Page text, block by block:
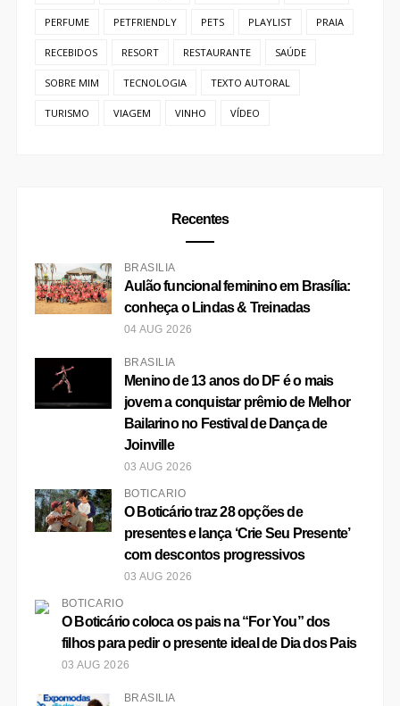
PERFUME PETFRIENDLY PETS PLAYLIST PRAIA
RECEBIDOS RESORT RESTAURANTE SAÚDE
SOBRE MIM TECNOLOGIA TEXTO AUTORAL
TURISMO VIAGEM VINHO VÍDEO
Recentes
BRASÍLIA
Aulão funcional feminino em Brasília:
conheça o Lindas & Treinadas
04 AUG 2026
BRASÍLIA
Menino de 13 anos do DF é o mais
jovem a conquistar prêmio de Melhor
Bailarino no Festival de Dança de
Joinville
03 AUG 2026
BOTICÁRIO
O Boticário traz 28 opções de
presentes e lança ‘Crie Seu Presente’
com descontos progressivos
03 AUG 2026
BOTICÁRIO
O Boticário coloca os pais na “For You” dos
filhos para pedir o presente ideal de Dia dos Pais
03 AUG 2026
BRASÍLIA